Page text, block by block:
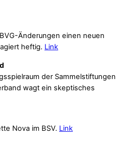
Änderungen einen neuen
heftig. Link
der Sammelstiftungen
wagt ein skeptisches
Nova im BSV. Link